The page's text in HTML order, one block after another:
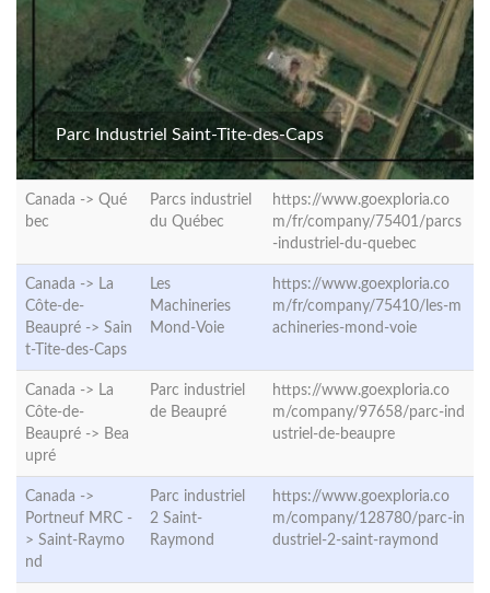
Parc Industriel Saint-Tite-des-Caps
Canada -> Qué
bec
Parcs industriel
du Québec
https://www.goexploria.co
m/fr/company/75401/parcs
-industriel-du-quebec
Canada -> La
Côte-de-
Beaupré -> Sain
t-Tite-des-Caps
Les
Machineries
Mond-Voie
https://www.goexploria.co
m/fr/company/75410/les-m
achineries-mond-voie
Canada -> La
Côte-de-
Beaupré -> Bea
upré
Parc industriel
de Beaupré
https://www.goexploria.co
m/company/97658/parc-ind
ustriel-de-beaupre
Canada ->
Portneuf MRC -
> Saint-Raymo
nd
Parc industriel
2 Saint-
Raymond
https://www.goexploria.co
m/company/128780/parc-in
dustriel-2-saint-raymond